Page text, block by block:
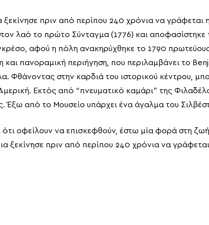
πριν από περίπου 240 χρόνια να
λαό το πρώτο Σύνταγμα (1776) και
αφού η πόλη ανακηρύχθηκε το 1790
και πανοραμική περιήγηση, που περιλαμβάνει το
Φθάνοντας στην καρδιά του ιστορικού κέντρου,
Εκτός από “πνευματικό καμάρι” της
Έξω από το Μουσείο υπάρχει ένα άγαλμα του
ότι οφείλουν να επισκεφθούν, έστω μία φορά στη
ξεκίνησε πριν από περίπου 240 χρόνια να